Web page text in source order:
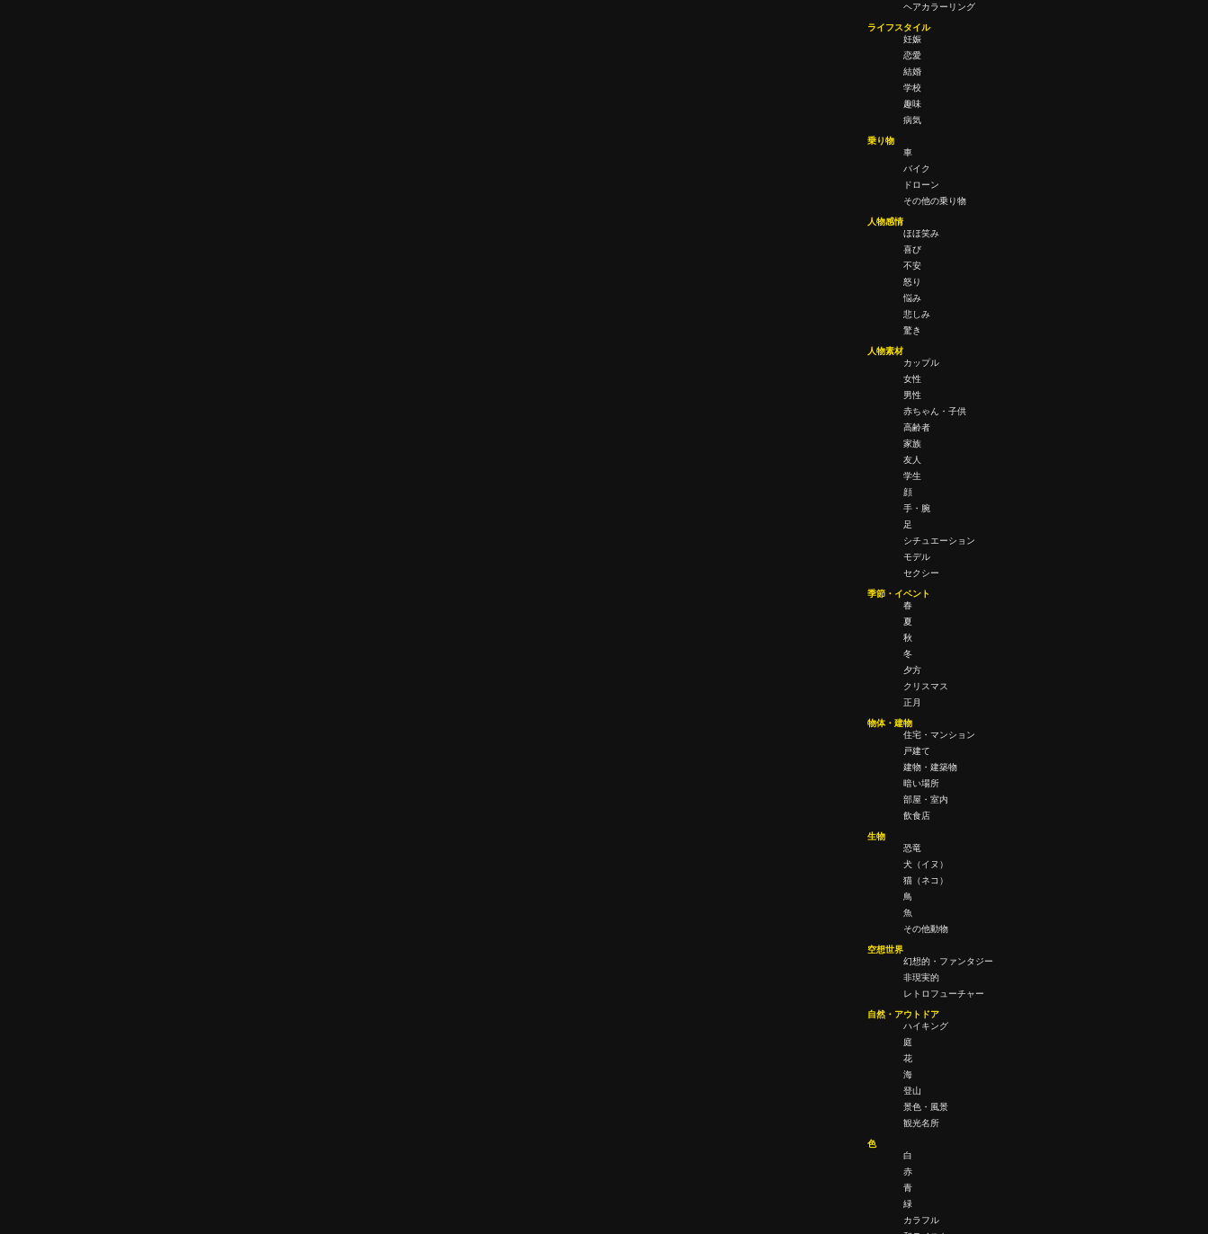
ヘアカラーリング
ライフスタイル
妊娠
恋愛
結婚
学校
趣味
病気
乗り物
車
バイク
ドローン
その他の乗り物
人物感情
ほほ笑み
喜び
不安
怒り
悩み
悲しみ
驚き
人物素材
カップル
女性
男性
赤ちゃん・子供
高齢者
家族
友人
学生
顔
手・腕
足
シチュエーション
モデル
セクシー
季節・イベント
春
夏
秋
冬
夕方
クリスマス
正月
物体・建物
住宅・マンション
戸建て
建物・建築物
暗い場所
部屋・室内
飲食店
生物
恐竜
犬（イヌ）
猫（ネコ）
鳥
魚
その他動物
空想世界
幻想的・ファンタジー
非現実的
レトロフューチャー
自然・アウトドア
ハイキング
庭
花
海
登山
景色・風景
観光名所
色
白
赤
青
緑
カラフル